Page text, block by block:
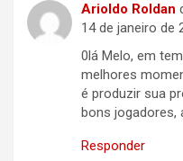
Arioldo Roldan
14 de janeiro de
0lá Melo, em
melhores
é produzir sua
bons jogadores,
Responder